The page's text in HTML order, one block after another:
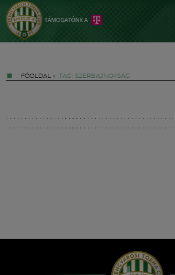
FŐOLDAL » TAG: SZERBAJNOKSÁG
Hírek